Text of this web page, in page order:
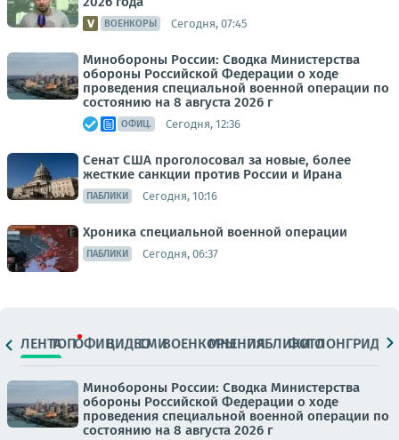
ВОЕНКОРЫ Сегодня, 07:45
Минобороны России: Сводка Министерства
обороны Российской Федерации о ходе
проведения специальной военной операции по
состоянию на 8 августа 2026 г
ОФИЦ. Сегодня, 12:36
Сенат США проголосовал за новые, более
жесткие санкции против России и Ирана
ПАБЛИКИ Сегодня, 10:16
Хроника специальной военной операции
ПАБЛИКИ Сегодня, 06:37
ЛЕНТАТОПОФИЦ.ВИДЕОСМИВОЕНКОРЫМНЕНИЯПАБЛИКИ
ФОТОЛОНГРИДЫ
Минобороны России: Сводка Министерства
обороны Российской Федерации о ходе
проведения специальной военной операции по
состоянию на 8 августа 2026 г